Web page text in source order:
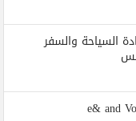
السياحة والسفر
e& and